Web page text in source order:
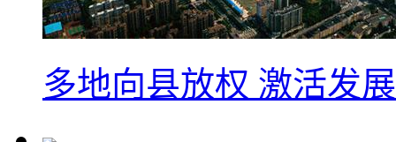
多地向县放权 激活发